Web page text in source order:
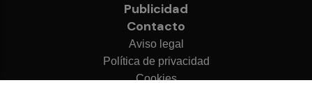
Publicidad
Contacto
Aviso legal
Política de privacidad
Cookies